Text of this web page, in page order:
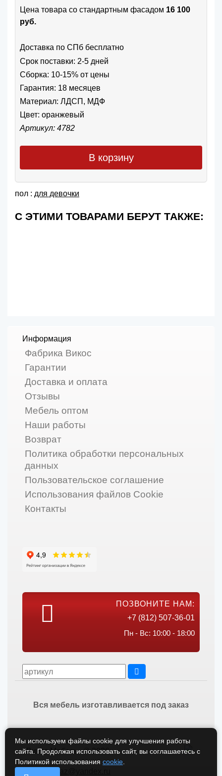
Цена товара cо стандартным фасадом 16 100
руб.
Доставка по СПб бесплатно
Срок поставки: 2-5 дней
Сборка: 10-15% от цены
Гарантия: 18 месяцев
Материал: ЛДСП, МДФ
Цвет: оранжевый
Артикул: 4782
В корзину
пол : для девочки
С ЭТИМИ ТОВАРАМИ БЕРУТ ТАКЖЕ:
Информация
Фабрика Викос
Гарантии
Доставка и оплата
Отзывы
Мебель оптом
Наши работы
Возврат
Политика обработки персональных
данных
Пользовательское соглашение
Использования файлов Cookie
Контакты
ПОЗВОНИТЕ НАМ:
+7 (812) 507-36-01
Пн - Вс: 10:00 - 18:00
Вся мебель изготавливается под заказ
Викос Мебель © 2026
vikos-zakaz@yandex.ru
Мы используем файлы cookie для улучшения работы
сайта. Продолжая использовать сайт, вы соглашаетесь с
Политикой использования cookie